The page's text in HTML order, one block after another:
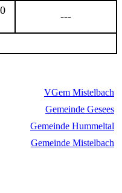
---
VGem Mistelbach
Gemeinde Gesees
Gemeinde Hummeltal
Gemeinde Mistelbach